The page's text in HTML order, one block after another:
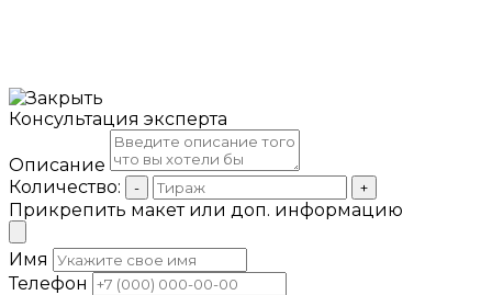
Консультация эксперта
Описание
Количество:
- +
Прикрепить макет или доп. информацию
Имя
Телефон